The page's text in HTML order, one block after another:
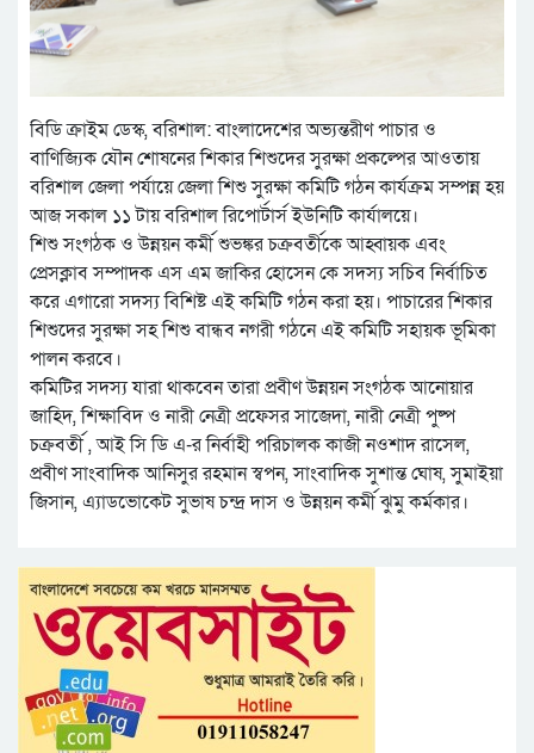
বিডি ক্রাইম ডেস্ক, বরিশাল: বাংলাদেশের অভ্যন্তরীণ পাচার ও
বাণিজ্যিক যৌন শোষনের শিকার শিশুদের সুরক্ষা প্রকল্পের আওতায়
বরিশাল জেলা পর্যায়ে জেলা শিশু সুরক্ষা কমিটি গঠন কার্যক্রম সম্পন্ন হয়
আজ সকাল ১১ টায় বরিশাল রিপোর্টার্স ইউনিটি কার্যালয়ে।
শিশু সংগঠক ও উন্নয়ন কর্মী শুভঙ্কর চক্রবর্তীকে আহ্বায়ক এবং
প্রেসক্লাব সম্পাদক এস এম জাকির হোসেন কে সদস্য সচিব নির্বাচিত
করে এগারো সদস্য বিশিষ্ট এই কমিটি গঠন করা হয়। পাচারের শিকার
শিশুদের সুরক্ষা সহ শিশু বান্ধব নগরী গঠনে এই কমিটি সহায়ক ভূমিকা
পালন করবে।
কমিটির সদস্য যারা থাকবেন তারা প্রবীণ উন্নয়ন সংগঠক আনোয়ার
জাহিদ, শিক্ষাবিদ ও নারী নেত্রী প্রফেসর সাজেদা, নারী নেত্রী পুষ্প
চক্রবর্তী , আই সি ডি এ-র নির্বাহী পরিচালক কাজী নওশাদ রাসেল,
প্রবীণ সাংবাদিক আনিসুর রহমান স্বপন, সাংবাদিক সুশান্ত ঘোষ, সুমাইয়া
জিসান, এ্যাডভোকেট সুভাষ চন্দ্র দাস ও উন্নয়ন কর্মী ঝুমু কর্মকার।